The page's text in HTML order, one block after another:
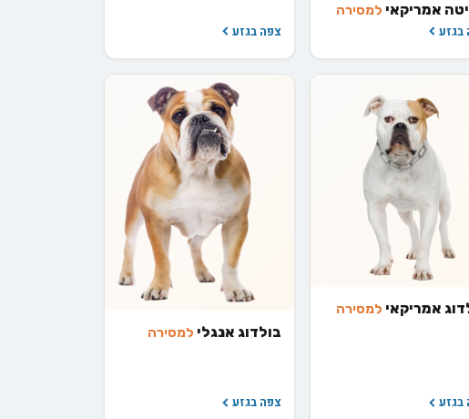
אמריקאי למסירה
בגזע צפה בגזע
אמריקאי למסירה
בגזע
בולדוג אנגלי למסירה
צפה בגזע